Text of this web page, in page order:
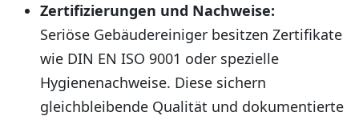
Zertifizierungen und Nachweise:
Seriöse Gebäudereiniger besitzen Zertifikate
wie DIN EN ISO 9001 oder spezielle
Hygienenachweise. Diese sichern
gleichbleibende Qualität und dokumentierte